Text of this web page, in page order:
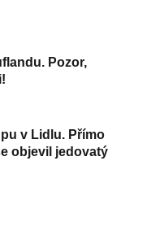
Pozor,
v Lidlu. Přímo
objevil jedovatý